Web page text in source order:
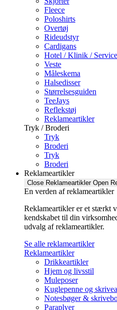
Fleece
Poloshirts
Overtøj
Rideudstyr
Cardigans
Hotel / Klinik / Service
Veste
Måleskema
Halsedisser
Størrelsesguiden
TeeJays
Reflekstøj
Reklameartikler
Tryk / Broderi
Tryk
Broderi
Tryk
Broderi
Reklameartikler
Close Reklameartikler Open
En verden af reklameartikler ​
Reklameartikler er et stærkt
kendskabet til din
udvalg af reklameartikler.
Se alle reklameartikler
Reklameartikler
Drikkeartikler
Hjem og livsstil
Muleposer
Kuglepenne og
Notesbøger &
Paraplyer